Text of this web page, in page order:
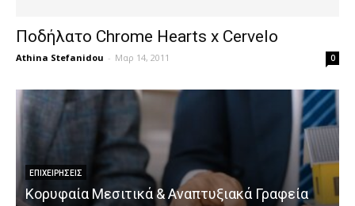
Ποδήλατο Chrome Hearts x Cervelo
Athina Stefanidou - Μαρ 14, 2011 0
ΕΠΙΧΕΙΡΉΣΕΙΣ
Κορυφαία Μεσιτικά & Αναπτυξιακά Γραφεία